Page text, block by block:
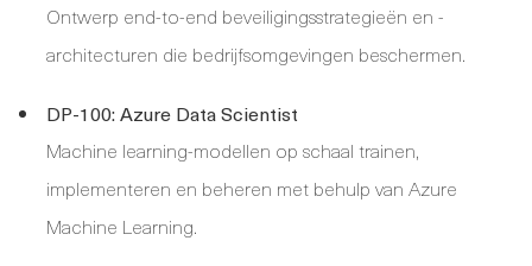
Ontwerp end-to-end beveiligingsstrategieën en -
architecturen die bedrijfsomgevingen beschermen.
DP-100: Azure Data Scientist
Machine learning-modellen op schaal trainen,
implementeren en beheren met behulp van Azure
Machine Learning.